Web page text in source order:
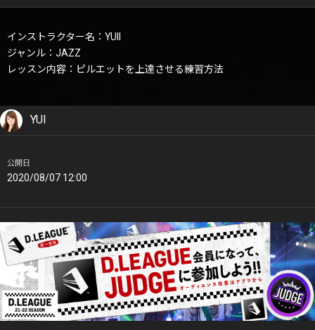
インストラクター名：YUII
ジャンル：JAZZ
レッスン内容：ピルエットを上達させる練習方法
YUI
公開日
2020/08/07 12:00